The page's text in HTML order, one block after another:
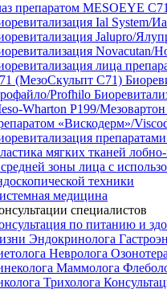
препаратом MESOEYE
Ial System/
Jalupro/
Novacutan/
лица
(МезоСкульпт С71)
Profhilo
Wharton P199/Мезовартон
«Вискодерм»/
мягких тканей
зоны лица с
техники
медицина
специалистов
по питанию и
Эндокринолога
Невролога
Маммолога
Трихолога